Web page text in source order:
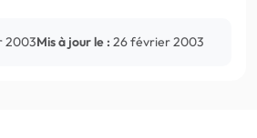
2003Mis à jour le : 26 février 2003